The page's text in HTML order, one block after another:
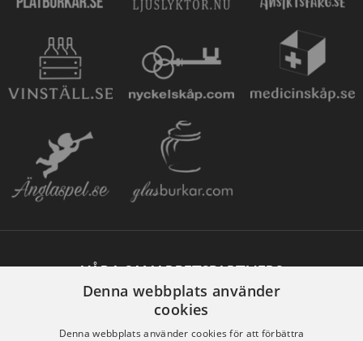
VÅRA SAMARBETSPARTNERS
Denna webbplats använder
cookies
Denna webbplats använder cookies för att förbättra